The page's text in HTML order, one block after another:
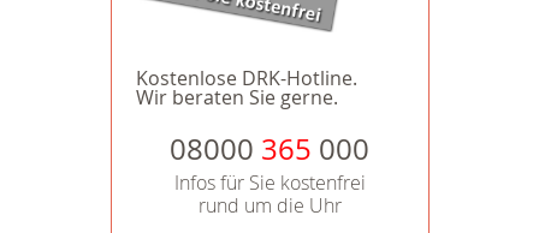
Kostenlose DRK-Hotline.
Wir beraten Sie gerne.
08000 365 000
Infos für Sie kostenfrei
rund um die Uhr